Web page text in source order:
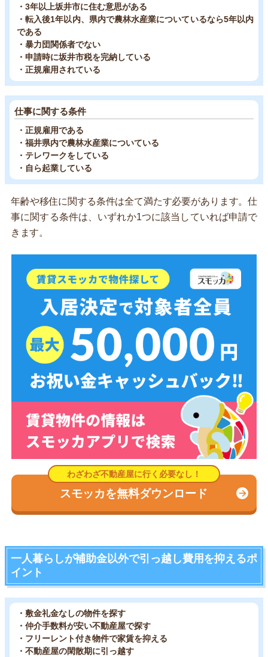
・3年以上坂井市に住む意思がある
・転入後1年以内、県内で農林水産業についているなら5年以内
である
・暴力団関係者でない
・申請時に坂井市税を完納している
・正規雇用されている
仕事に関する条件
・正規雇用である
・福井県内で農林水産業についている
・テレワークをしている
・自ら起業している
年齢や移住に関する条件は全て満たす必要があります。仕
事に関する条件は、いずれか1つに該当していれば申請で
きます。
スモッカを無料ダウンロード
一人暮らしが補助金以外で引っ越し費用を抑えるポ
イント
・敷金礼金なしの物件を探す
・仲介手数料が安い不動産屋で探す
・フリーレント付き物件で家賃を抑える
・不動産屋の閑散期に引っ越す